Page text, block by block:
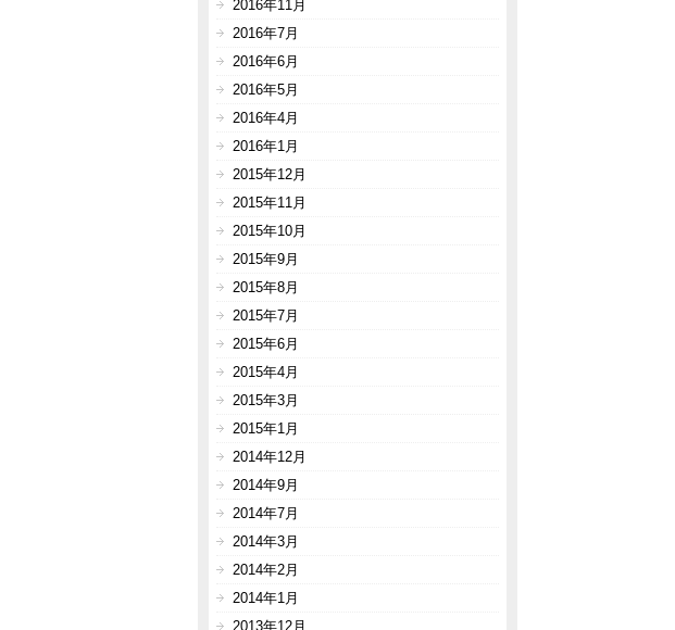
2016年11月
2016年7月
2016年6月
2016年5月
2016年4月
2016年1月
2015年12月
2015年11月
2015年10月
2015年9月
2015年8月
2015年7月
2015年6月
2015年4月
2015年3月
2015年1月
2014年12月
2014年9月
2014年7月
2014年3月
2014年2月
2014年1月
2013年12月